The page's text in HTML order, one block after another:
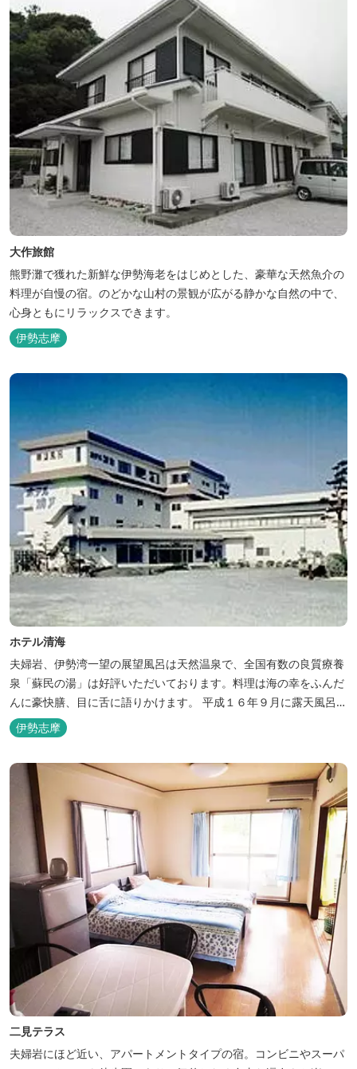
大作旅館
熊野灘で獲れた新鮮な伊勢海老をはじめとした、豪華な天然魚介の
料理が自慢の宿。のどかな山村の景観が広がる静かな自然の中で、
心身ともにリラックスできます。
伊勢志摩
ホテル清海
夫婦岩、伊勢湾一望の展望風呂は天然温泉で、全国有数の良質療養
泉「蘇民の湯」は好評いただいております。料理は海の幸をふんだ
んに豪快膳、目に舌に語りかけます。 平成１６年９月に露天風呂が
オープンしました。
伊勢志摩
二見テラス
夫婦岩にほど近い、アパートメントタイプの宿。コンビニやスーパ